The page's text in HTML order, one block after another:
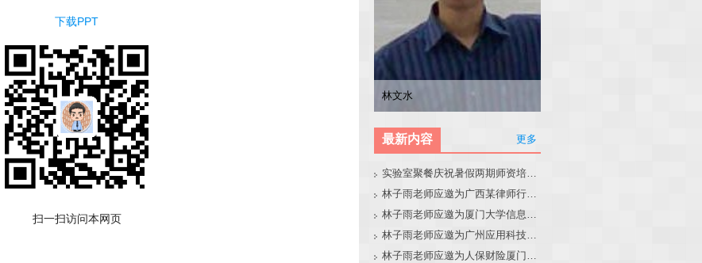
下载PPT
扫一扫访问本网页
林子雨
张东站
林文水
冯少荣
最新内容 更多
实验室聚餐庆祝暑假两期师资培训班圆满结束
林子雨老师应邀为广西某律师行业培训班做大模型和智能体讲座
林子雨老师应邀为厦门大学信息学院全国中学生夏令营做大模型讲座
林子雨老师应邀为广州应用科技学院做大模型和智能体讲座
林子雨老师应邀为人保财险厦门分公司做大模型和智能体讲座